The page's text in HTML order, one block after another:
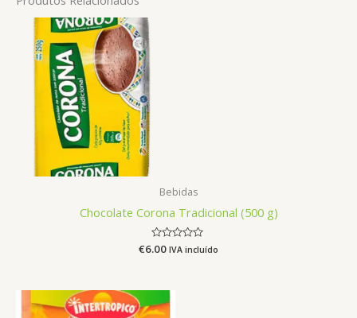
Bebidas
Chocolate Corona Tradicional (500 g)
Avaliação
€6.00 IVA incluído